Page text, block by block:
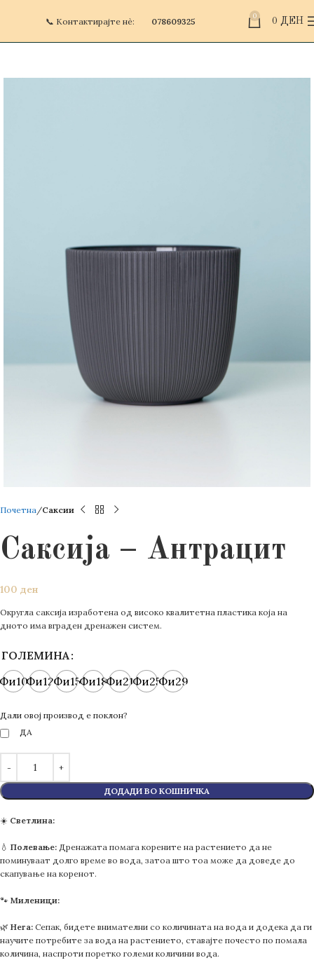
📞 Контактирајте нè: 078609325 0
0 ДЕН
Почетна Саксии
Саксија – Антрацит
100 ден
Округла саксија изработена од високо квалитетна пластика која на
дното има вграден дренажен систем.
ГОЛЕМИНА
Фи12Фи15Фи18Фи21Фи25Фи29
Дали овој производ е поклон?
ДА
ДОДАДИ ВО КОШНИЧКА
☀️ Светлина:
💧 Полевање: Дренажата помага корените на растението да не
поминуваат долго време во вода, затоа што тоа може да доведе до
скапување на коренот.
🐾 Миленици:
🌿 Нега: Сепак, бидете внимателни со количината на вода и додека да ги
научите потребите за вода на растението, ставајте почесто по помала
количина, наспроти поретко големи количини вода.